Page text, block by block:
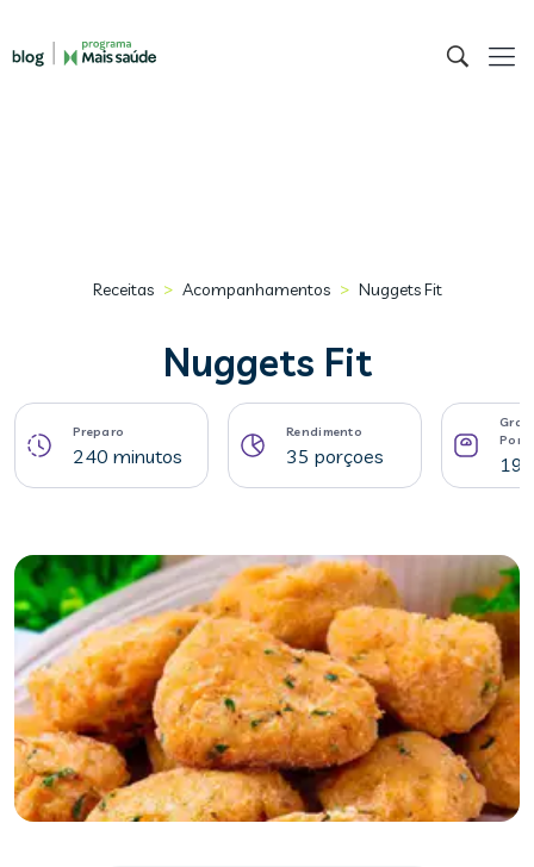
Receitas > Acompanhamentos > Nuggets Fit
Nuggets Fit
Preparo
240 minutos
Rendimento
35 porçoes 19